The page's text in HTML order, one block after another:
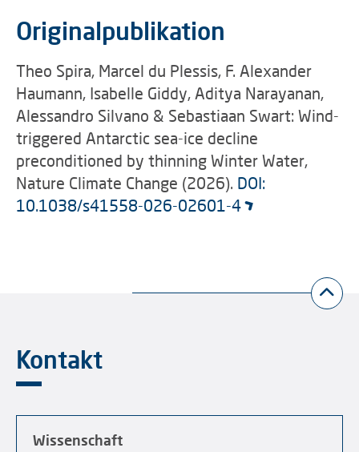
Originalpublikation
Theo Spira, Marcel du Plessis, F. Alexander
Haumann, Isabelle Giddy, Aditya Narayanan,
Alessandro Silvano & Sebastiaan Swart: Wind-
triggered Antarctic sea-ice decline
preconditioned by thinning Winter Water,
Nature Climate Change (2026). DOI:
10.1038/s41558-026-02601-4
Kontakt
Wissenschaft